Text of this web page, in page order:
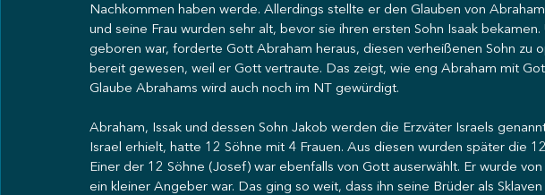
Nachkommen haben werde. Allerdings stellte er den Glauben von
und seine Frau wurden sehr alt, bevor sie ihren ersten Sohn Isaak bekamen.
geboren war, forderte Gott Abraham heraus, diesen verheißenen Sohn zu
bereit gewesen, weil er Gott vertraute. Das zeigt, wie eng Abraham mit
Glaube Abrahams wird auch noch im NT gewürdigt.
Abraham, Issak und dessen Sohn Jakob werden die Erzväter Israels
Israel erhielt, hatte 12 Söhne mit 4 Frauen. Aus diesen wurden später die
Einer der 12 Söhne (Josef) war ebenfalls von Gott auserwählt. Er wurde
ein kleiner Angeber war. Das ging so weit, dass ihn seine Brüder als